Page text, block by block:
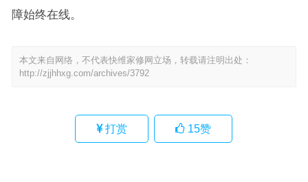
障始终在线。
本文来自网络，不代表快维家修网立场，转载请注明出处：
http://zjjhhxg.com/archives/3792
打赏 15赞